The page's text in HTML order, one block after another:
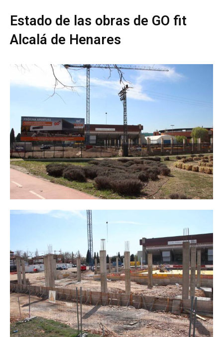
Estado de las obras de GO fit
Alcalá de Henares